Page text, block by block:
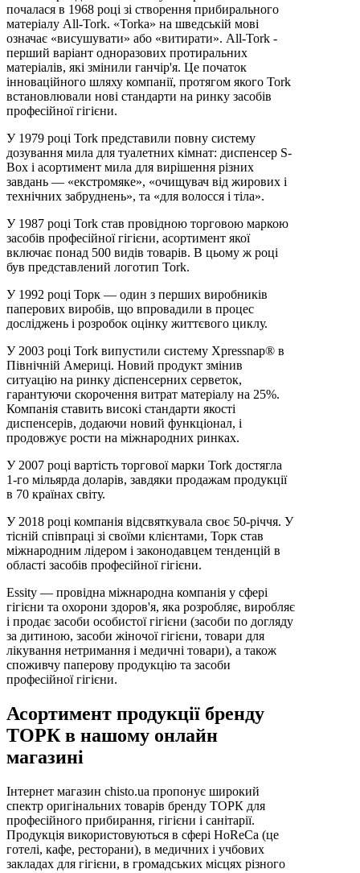
почалася в 1968 році зі створення прибирального
матеріалу All-Tork. «Torka» на шведській мові
означає «висушувати» або «витирати». All-Tork -
перший варіант одноразових протиральних
матеріалів, які змінили ганчір'я. Це початок
інноваційного шляху компанії, протягом якого Tork
встановлювали нові стандарти на ринку засобів
професійної гігієни.
У 1979 році Tork представили повну систему
дозування мила для туалетних кімнат: диспенсер S-
Box і асортимент мила для вирішення різних
завдань — «екстромяке», «очищувач від жирових і
технічних забруднень», та «для волосся і тіла».
У 1987 році Tork став провідною торговою маркою
засобів професійної гігієни, асортимент якої
включає понад 500 видів товарів. В цьому ж році
був представлений логотип Tork.
У 1992 році Торк — один з перших виробників
паперових виробів, що впровадили в процес
досліджень і розробок оцінку життєвого циклу.
У 2003 році Tork випустили систему Xpressnap® в
Північній Америці. Новий продукт змінив
ситуацію на ринку діспенсерних серветок,
гарантуючи скорочення витрат матеріалу на 25%.
Компанія ставить високі стандарти якості
диспенсерів, додаючи новий функціонал, і
продовжує рости на міжнародних ринках.
У 2007 році вартість торгової марки Tork достягла
1-го мільярда доларів, завдяки продажам продукції
в 70 країнах світу.
У 2018 році компанія відсвяткувала своє 50-річчя. У
тісній співпраці зі своїми клієнтами, Торк став
міжнародним лідером і законодавцем тенденцій в
області засобів професійної гігієни.
Essity — провідна міжнародна компанія у сфері
гігієни та охорони здоров'я, яка розробляє, виробляє
і продає засоби особистої гігієни (засоби по догляду
за дитиною, засоби жіночої гігієни, товари для
лікування нетримання і медичні товари), а також
споживчу паперову продукцію та засоби
професійної гігієни.
Асортимент продукції бренду
ТОРК в нашому онлайн
магазині
Інтернет магазин chisto.ua пропонує широкий
спектр оригінальних товарів бренду ТОРК для
професійного прибирання, гігієни і санітарії.
Продукція використовуються в сфері HoReCa (це
готелі, кафе, ресторани), в медичних і учбових
закладах для гігієни, в громадських місцях різного